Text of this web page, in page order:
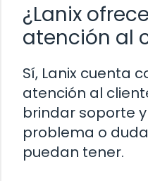
¿Lanix
atención al
Sí, Lanix cuenta
atención al
brindar soporte
problema o
puedan tener.